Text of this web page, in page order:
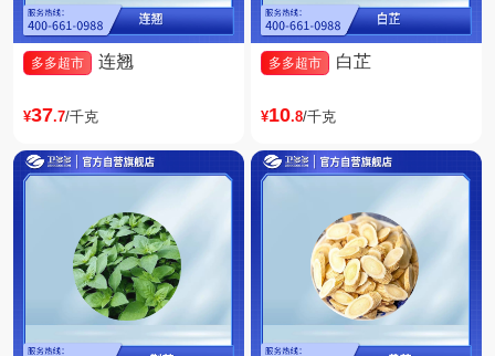
多多超市 连翘
¥37.7/千克
多多超市 白芷
¥10.8/千克